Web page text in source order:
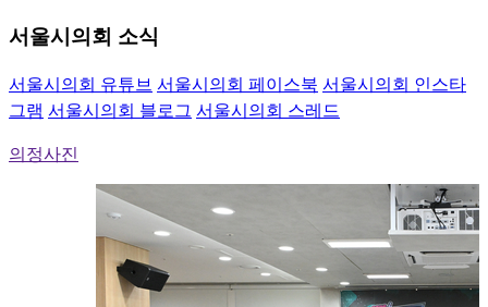
서울시의회 소식
서울시의회 유튜브 서울시의회 페이스북 서울시의회 인스타
그램 서울시의회 블로그 서울시의회 스레드
의정사진